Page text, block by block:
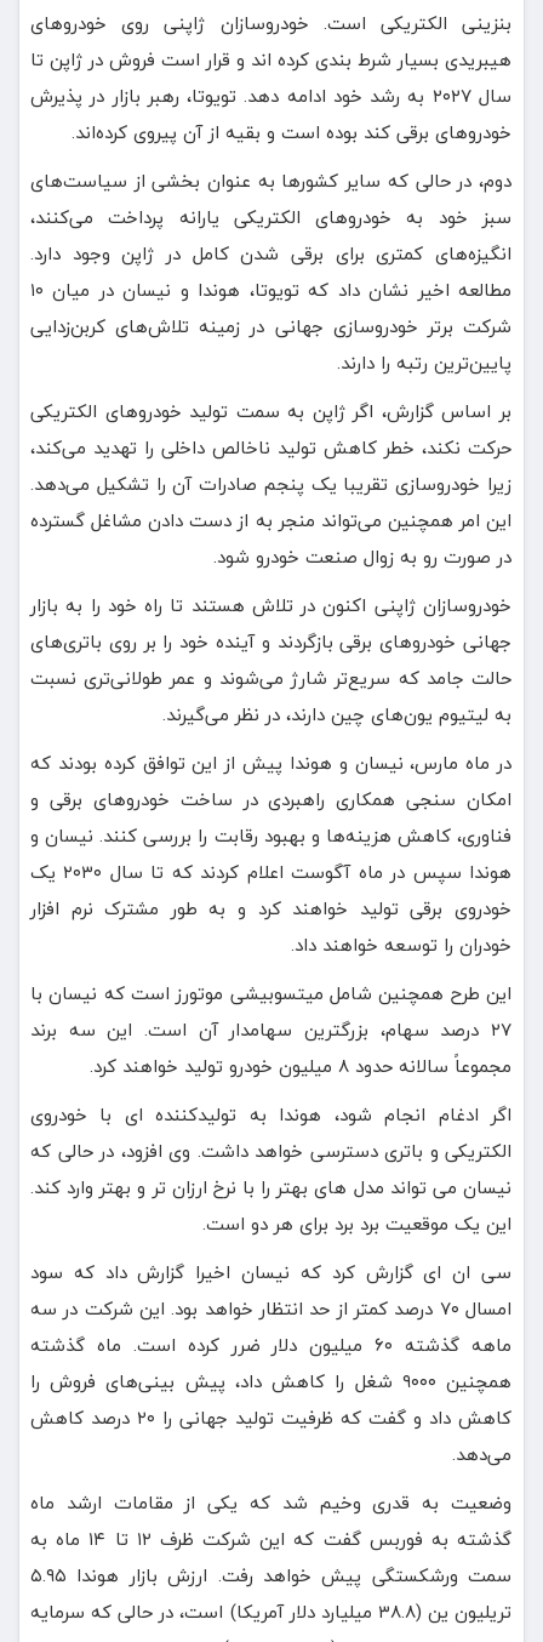
بنزینی الکتریکی است. خودروسازان ژاپنی روی خودروهای
هیبریدی بسیار شرط بندی کرده اند و قرار است فروش در ژاپن تا
سال ۲۰۲۷ به رشد خود ادامه دهد. تویوتا، رهبر بازار در پذیرش
خودروهای برقی کند بوده است و بقیه از آن پیروی کرده‌اند.
دوم، در حالی که سایر کشورها به عنوان بخشی از سیاست‌های
سبز خود به خودروهای الکتریکی یارانه پرداخت می‌کنند،
انگیزه‌های کمتری برای برقی شدن کامل در ژاپن وجود دارد.
مطالعه اخیر نشان داد که تویوتا، هوندا و نیسان در میان ۱۰
شرکت برتر خودروسازی جهانی در زمینه تلاش‌های کربن‌زدایی
پایین‌ترین رتبه را دارند.
بر اساس گزارش، اگر ژاپن به سمت تولید خودروهای الکتریکی
حرکت نکند، خطر کاهش تولید ناخالص داخلی را تهدید می‌کند،
زیرا خودروسازی تقریبا یک پنجم صادرات آن را تشکیل می‌دهد.
این امر همچنین می‌تواند منجر به از دست دادن مشاغل گسترده
در صورت رو به زوال صنعت خودرو شود.
خودروسازان ژاپنی اکنون در تلاش هستند تا راه خود را به بازار
جهانی خودروهای برقی بازگردند و آینده خود را بر روی باتری‌های
حالت جامد که سریع‌تر شارژ می‌شوند و عمر طولانی‌تری نسبت
به لیتیوم یون‌های چین دارند، در نظر می‌گیرند.
در ماه مارس، نیسان و هوندا پیش از این توافق کرده بودند که
امکان سنجی همکاری راهبردی در ساخت خودروهای برقی و
فناوری، کاهش هزینه‌ها و بهبود رقابت را بررسی کنند. نیسان و
هوندا سپس در ماه آگوست اعلام کردند که تا سال ۲۰۳۰ یک
خودروی برقی تولید خواهند کرد و به طور مشترک نرم افزار
خودران را توسعه خواهند داد.
این طرح همچنین شامل میتسوبیشی موتورز است که نیسان با
۲۷ درصد سهام، بزرگترین سهامدار آن است. این سه برند
مجموعاً سالانه حدود ۸ میلیون خودرو تولید خواهند کرد.
اگر ادغام انجام شود، هوندا به تولیدکننده ای با خودروی
الکتریکی و باتری دسترسی خواهد داشت. وی افزود، در حالی که
نیسان می تواند مدل های بهتر را با نرخ ارزان تر و بهتر وارد کند.
این یک موقعیت برد برد برای هر دو است.
سی ان ای گزارش کرد که نیسان اخیرا گزارش داد که سود
امسال ۷۰ درصد کمتر از حد انتظار خواهد بود. این شرکت در سه
ماهه گذشته ۶۰ میلیون دلار ضرر کرده است. ماه گذشته
همچنین ۹۰۰۰ شغل را کاهش داد، پیش بینی‌های فروش را
کاهش داد و گفت که ظرفیت تولید جهانی را ۲۰ درصد کاهش
می‌دهد.
وضعیت به قدری وخیم شد که یکی از مقامات ارشد ماه
گذشته به فوربس گفت که این شرکت ظرف ۱۲ تا ۱۴ ماه به
سمت ورشکستگی پیش خواهد رفت. ارزش بازار هوندا ۵.۹۵
تریلیون ین (۳۸.۸ میلیارد دلار آمریکا) است، در حالی که سرمایه